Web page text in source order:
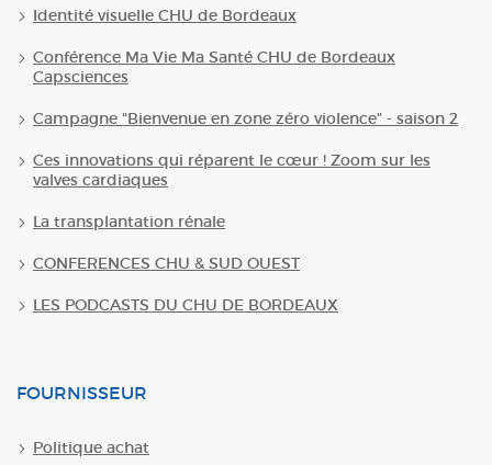
Identité visuelle CHU de Bordeaux
Conférence Ma Vie Ma Santé CHU de Bordeaux
Capsciences
Campagne "Bienvenue en zone zéro violence" - saison 2
Ces innovations qui réparent le cœur ! Zoom sur les
valves cardiaques
La transplantation rénale
CONFERENCES CHU & SUD OUEST
LES PODCASTS DU CHU DE BORDEAUX
FOURNISSEUR
Politique achat